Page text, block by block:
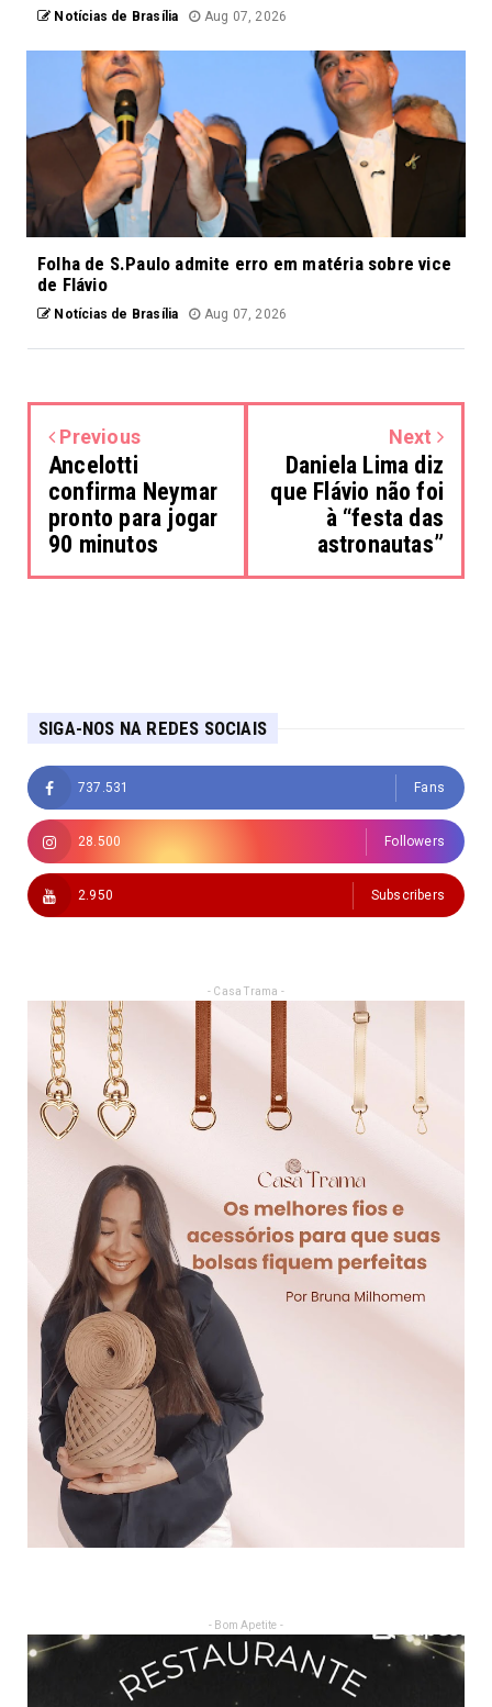
Notícias de Brasília Aug 07, 2026
Folha de S.Paulo admite erro em matéria sobre vice
de Flávio
Notícias de Brasília Aug 07, 2026
Previous
Ancelotti
confirma Neymar
pronto para jogar
90 minutos
Next
Daniela Lima diz
que Flávio não foi
à “festa das
astronautas”
SIGA-NOS NA REDES SOCIAIS
737.531 Fans
28.500 Followers
2.950 Subscribers
- Casa Trama -
- Bom Apetite -